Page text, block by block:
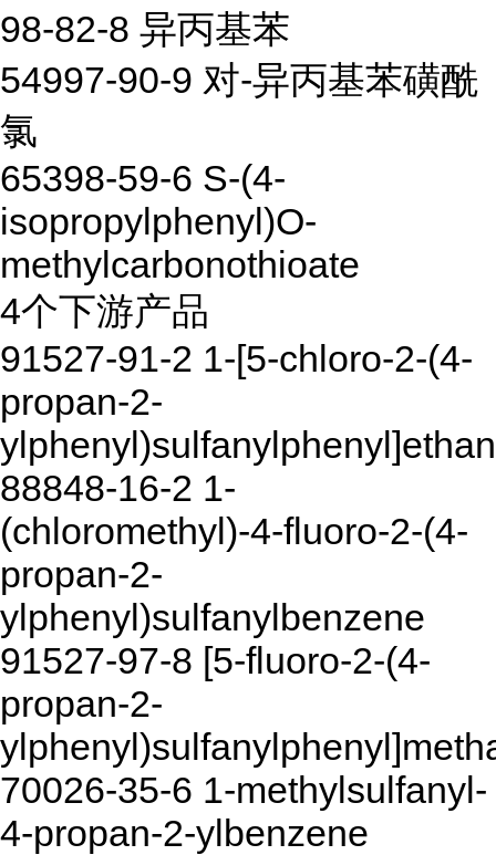
98-82-8 异丙基苯
54997-90-9 对-异丙基苯磺酰
氯
65398-59-6 S-(4-
isopropylphenyl)O-
methylcarbonothioate
4个下游产品
91527-91-2 1-[5-chloro-2-(4-
propan-2-
88848-16-2 1-
(chloromethyl)-4-fluoro-2-(4-
propan-2-
ylphenyl)sulfanylbenzene
91527-97-8 [5-fluoro-2-(4-
propan-2-
70026-35-6 1-methylsulfanyl-
4-propan-2-ylbenzene